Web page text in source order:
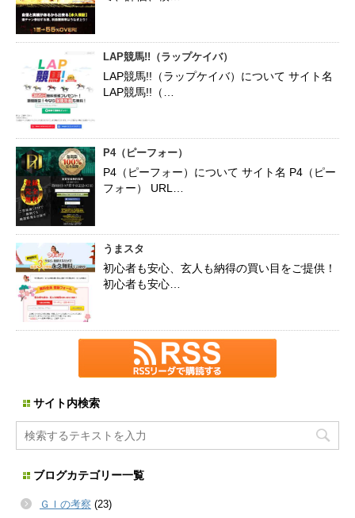
LAP競馬!!（ラップケイバ）
LAP競馬!!（ラップケイバ）について サイト名
LAP競馬!!（…
P4（ピーフォー）
P4（ピーフォー）について サイト名 P4（ピー
フォー） URL…
うまスタ
初心者も安心、玄人も納得の買い目をご提供！
初心者も安心…
サイト内検索
ブログカテゴリー一覧
ＧＩの考察 (23)